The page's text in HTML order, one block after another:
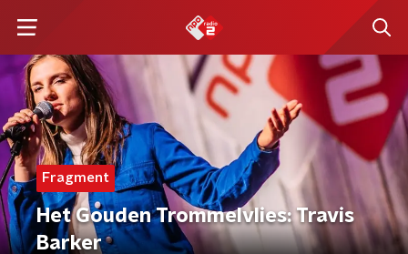
Fragment
Het Gouden Trommelvlies: Travis
Barker